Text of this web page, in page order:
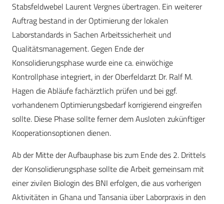
Stabsfeldwebel Laurent Vergnes übertragen. Ein weiterer
Auftrag bestand in der Optimierung der lokalen
Laborstandards in Sachen Arbeitssicherheit und
Qualitätsmanagement. Gegen Ende der
Konsolidierungsphase wurde eine ca. einwöchige
Kontrollphase integriert, in der Oberfeldarzt Dr. Ralf M.
Hagen die Abläufe fachärztlich prüfen und bei ggf.
vorhandenem Optimierungsbedarf korrigierend eingreifen
sollte. Diese Phase sollte ferner dem Ausloten zukünftiger
Kooperationsoptionen dienen.
Ab der Mitte der Aufbauphase bis zum Ende des 2. Drittels
der Konsolidierungsphase sollte die Arbeit gemeinsam mit
einer zivilen Biologin des BNI erfolgen, die aus vorherigen
Aktivitäten in Ghana und Tansania über Laborpraxis in den